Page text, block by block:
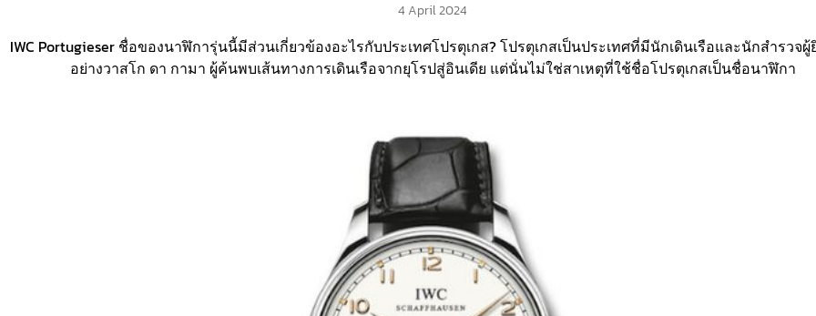
4 April 2024
IWC Portugieser ชื่อของนาฬิการุ่นนี้มีส่วนเกี่ยวข้องอะไรกับประเทศโปรตุเกส? โปรตุเกสเป็นประเทศที่มีนักเดินเรือและนักสำรวจ
อย่างวาสโก ดา กามา ผู้ค้นพบเส้นทางการเดินเรือจากยุโรปสู่อินเดีย แต่นั่นไม่ใช่สาเหตุที่ใช้ชื่อโปรตุเกสเป็นชื่อนาฬิกา